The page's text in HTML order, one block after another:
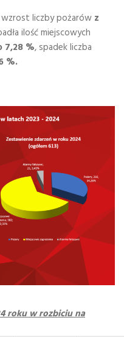
wzrost liczby pożarów z
ilość miejscowych
7,28 %, spadek liczba
%.
roku w rozbiciu na